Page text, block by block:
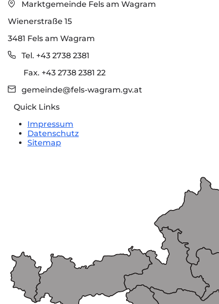
Marktgemeinde Fels am Wagram
Wienerstraße 15
3481 Fels am Wagram
Tel. +43 2738 2381
Fax. +43 2738 2381 22
gemeinde@fels-wagram.gv.at
Quick Links
Impressum
Datenschutz
Sitemap